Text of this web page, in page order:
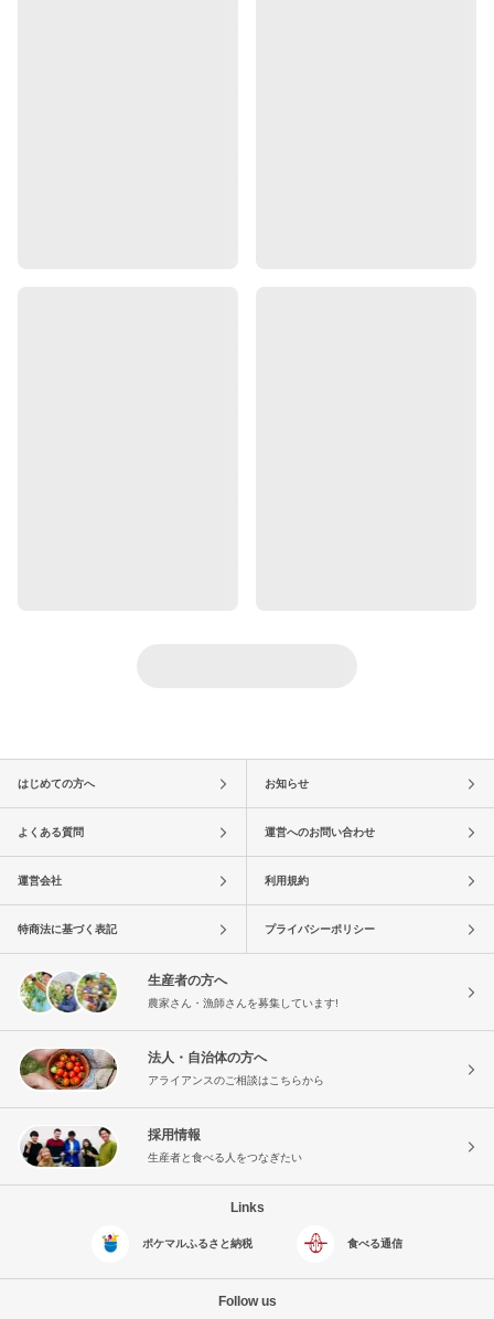
はじめての方へ お知らせ
よくある質問 運営へのお問い合わせ
運営会社 利用規約
特商法に基づく表記 プライバシーポリシー
生産者の方へ
農家さん・漁師さんを募集しています!
法人・自治体の方へ
アライアンスのご相談はこちらから
採用情報
生産者と食べる人をつなぎたい
Links
ポケマルふるさと納税 食べる通信
Follow us